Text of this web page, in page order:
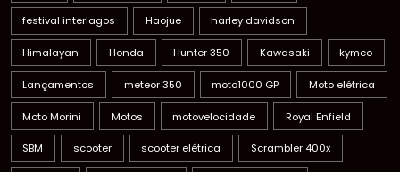
festival interlagos Haojue harley davidson
Himalayan Honda Hunter 350 Kawasaki kymco
Lançamentos meteor 350 moto1000 GP Moto elétrica
Moto Morini Motos motovelocidade Royal Enfield
SBM scooter scooter elétrica Scrambler 400x